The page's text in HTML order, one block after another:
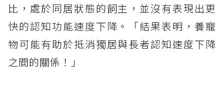
比，處於同居狀態的飼主，並沒有表現出更
快的認知功能速度下降。「結果表明，養寵
物可能有助於抵消獨居與長者認知速度下降
之間的關係！」